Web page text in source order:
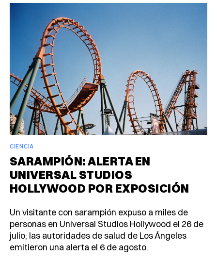
CIENCIA
SARAMPIÓN: ALERTA EN
UNIVERSAL STUDIOS
HOLLYWOOD POR EXPOSICIÓN
Un visitante con sarampión expuso a miles de
personas en Universal Studios Hollywood el 26 de
julio; las autoridades de salud de Los Ángeles
emitieron una alerta el 6 de agosto.